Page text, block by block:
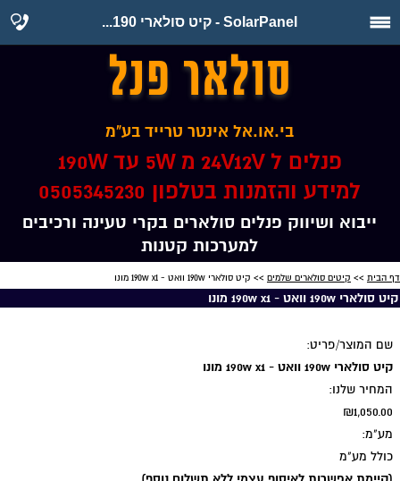
SolarPanel - קיט סולארי 190...
סולאר פנל
ייבוא ושיווק פנלים סולארים בקרי טעינה ורכיבים
למערכות קטנות
בי.או.אל אינטר טרייד בע"מ
פנלים ל 24V12V מ 5W עד 190W
למידע והזמנות בטלפון 0505345230
דף הבית >> קיטים סולארים שלמים >> קיט סולארי 190w וואט - 190w x1 מונו
קיט סולארי 190w וואט - 190w x1 מונו
שם המוצר/פריט:
קיט סולארי 190w וואט - 190w x1 מונו
המחיר שלנו:
₪1,050.00
מע"מ:
כולל מע"מ